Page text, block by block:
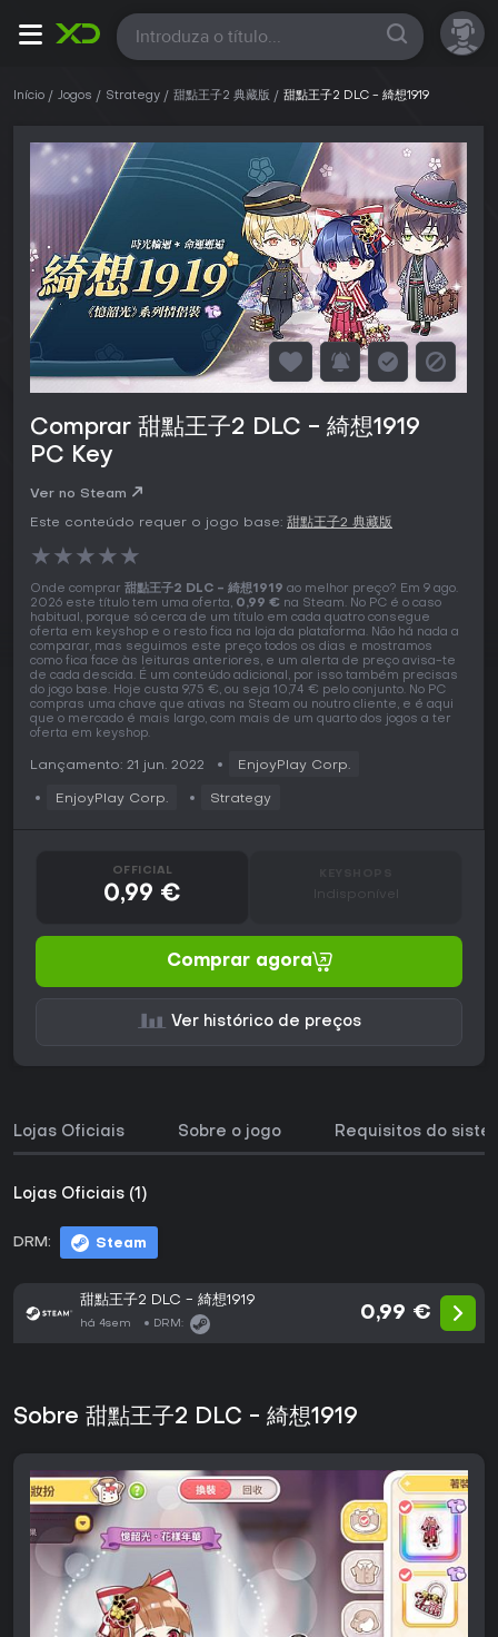
Todas
Início Jogos Strategy 甜點王子2 典藏版 甜點王子2 DLC - 綺想1919
Comprar 甜點王子2 DLC - 綺想1919
PC Key
Ver no Steam
Este conteúdo requer o jogo base: 甜點王子2 典藏版
★★★★★
Onde comprar 甜點王子2 DLC - 綺想1919 ao melhor preço? Em 9 ago.
2026 este título tem uma oferta, 0,99 € na Steam. No PC é o caso
habitual, porque só cerca de um título em cada quatro consegue
oferta em keyshop e o resto fica na loja da plataforma. Não há nada a
comparar, mas seguimos este preço todos os dias e mostramos
como fica face às leituras anteriores, e um alerta de preço avisa-te
de cada descida. É um conteúdo adicional, por isso também precisas
do jogo base. Hoje custa 9,75 €, ou seja 10,74 € pelo conjunto. No PC
compras uma chave que ativas na Steam ou noutro cliente, e é aqui
que o mercado é mais largo, com mais de um quarto dos jogos a ter
oferta em keyshop.
Lançamento: 21 jun. 2022 EnjoyPlay Corp.
EnjoyPlay Corp. Strategy
OFFICIAL
0,99 € Indisponível
Comprar agora
Ver histórico de preços
Lojas Oficiais Sobre o jogo Requisitos do
Lojas Oficiais (1)
DRM: Steam
甜點王子2 DLC - 綺想1919
há 4sem DRM:
0,99 €
Sobre 甜點王子2 DLC - 綺想1919